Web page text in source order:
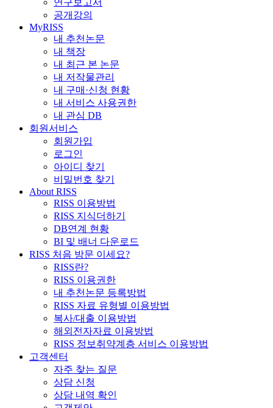
공개강의
MyRISS
내 추천논문
내 책장
내 최근 본 논문
내 저작물관리
내 구매·신청 현황
내 서비스 사용권한
내 관심 DB
회원서비스
회원가입
로그인
아이디 찾기
비밀번호 찾기
About RISS
RISS 이용방법
RISS 지식더하기
DB연계 현황
BI 및 배너 다운로드
RISS 처음 방문 이세요?
RISS란?
RISS 이용권한
내 추천논문 등록방법
RISS 자료 유형별 이용방법
복사/대출 이용방법
해외전자자료 이용방법
RISS 정보취약계층 서비스 이용방법
고객센터
자주 찾는 질문
상담 신청
상담 내역 확인